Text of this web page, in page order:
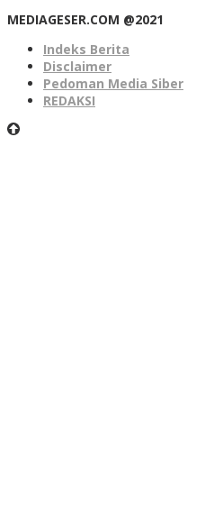
MEDIAGESER.COM @2021
Indeks Berita
Disclaimer
Pedoman Media Siber
REDAKSI